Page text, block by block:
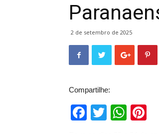
2 de setembro de 2025
Compartilhe:
Facebook
Twitter